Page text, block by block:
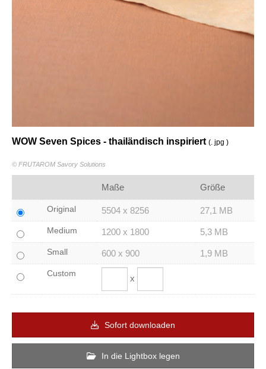
WOW Seven Spices - thailändisch inspiriert (. jpg )
© FRUTAROM Savory Solutions
Maße Größe
Original 5504 x 8256 27,1 MB
Medium 1200 x 1800 5,3 MB
Small 600 x 900 1,9 MB
Custom x
Sofort downloaden
In die Lightbox legen